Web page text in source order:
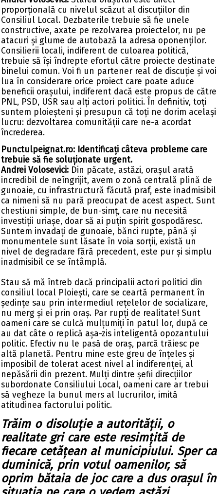
proporțională cu nivelul scăzut al discuțiilor din
Consiliul Local. Dezbaterile trebuie să fie unele
constructive, axate pe rezolvarea proiectelor, nu pe
atacuri și glume de autobază la adresa oponenților.
Consilierii locali, indiferent de culoarea politică,
trebuie să își îndrepte efortul către proiecte destinate
binelui comun. Voi fi un partener real de discuție și voi
lua în considerare orice proiect care poate aduce
beneficii orașului, indiferent dacă este propus de către
PNL, PSD, USR sau alți actori politici. În definitiv, toți
suntem ploieșteni și presupun că toți ne dorim același
lucru: dezvoltarea comunității care ne-a acordat
încrederea.
Punctulpeignat.ro: Identificați câteva probleme care
trebuie să fie soluționate urgent.
Andrei Volosevici: Din păcate, astăzi, orașul arată
incredibil de neîngrijit, avem o zonă centrală plină de
gunoaie, cu infrastructură făcută praf, este inadmisibil
ca nimeni să nu pară preocupat de acest aspect. Sunt
chestiuni simple, de bun-simț, care nu necesită
investiții uriașe, doar să ai puțin spirit gospodăresc.
Suntem invadați de gunoaie, bănci rupte, până și
monumentele sunt lăsate în voia sorții, există un
nivel de degradare fără precedent, este pur și simplu
inadmisibil ce se întâmplă.
Stau să mă întreb dacă principalii actori politici din
consiliul local Ploiești, care se ceartă permanent în
ședințe sau prin intermediul rețelelor de socializare,
nu merg și ei prin oraș. Par rupți de realitate! Sunt
oameni care se culcă mulțumiți în patul lor, după ce
au dat câte o replică așa-zis inteligentă opozantului
politic. Efectiv nu le pasă de oraș, parcă trăiesc pe
altă planetă. Pentru mine este greu de înțeles și
imposibil de tolerat acest nivel al indiferenței, al
nepăsării din prezent. Mulți dintre șefii direcțiilor
subordonate Consiliului Local, oameni care ar trebui
să vegheze la bunul mers al lucrurilor, imită
atitudinea factorului politic.
Trăim o disoluție a autorității, o
realitate gri care este resimțită de
fiecare cetățean al municipiului. Sper ca
duminică, prin votul oamenilor, să
oprim bătaia de joc care a dus orașul în